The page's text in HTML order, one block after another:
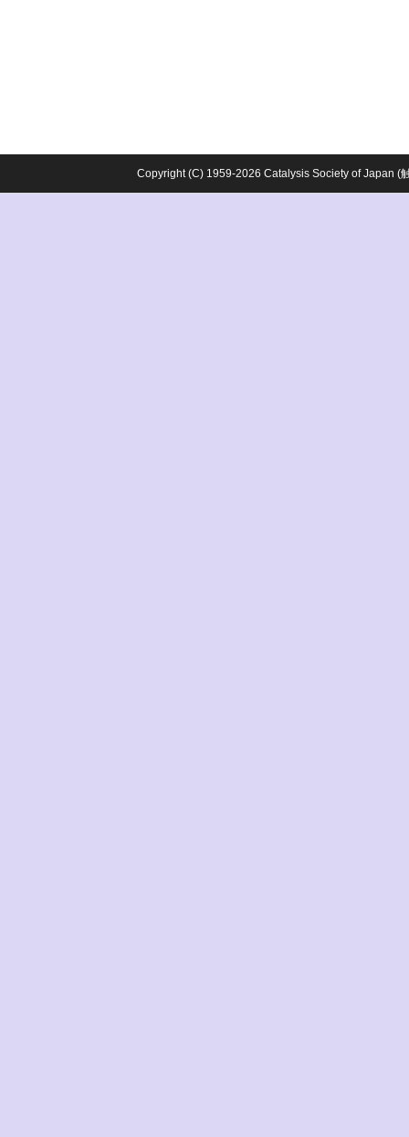
Copyright (C) 1959-2026 Catalysis Society of Japan (